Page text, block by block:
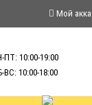
Мой
ПТ: 10:00-19:00
ВС: 10:00-18:00